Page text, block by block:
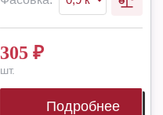
305 ₽
шт.
Подробнее